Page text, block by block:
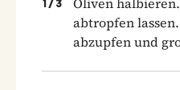
1 / 3
abtropfen
abzupfen und